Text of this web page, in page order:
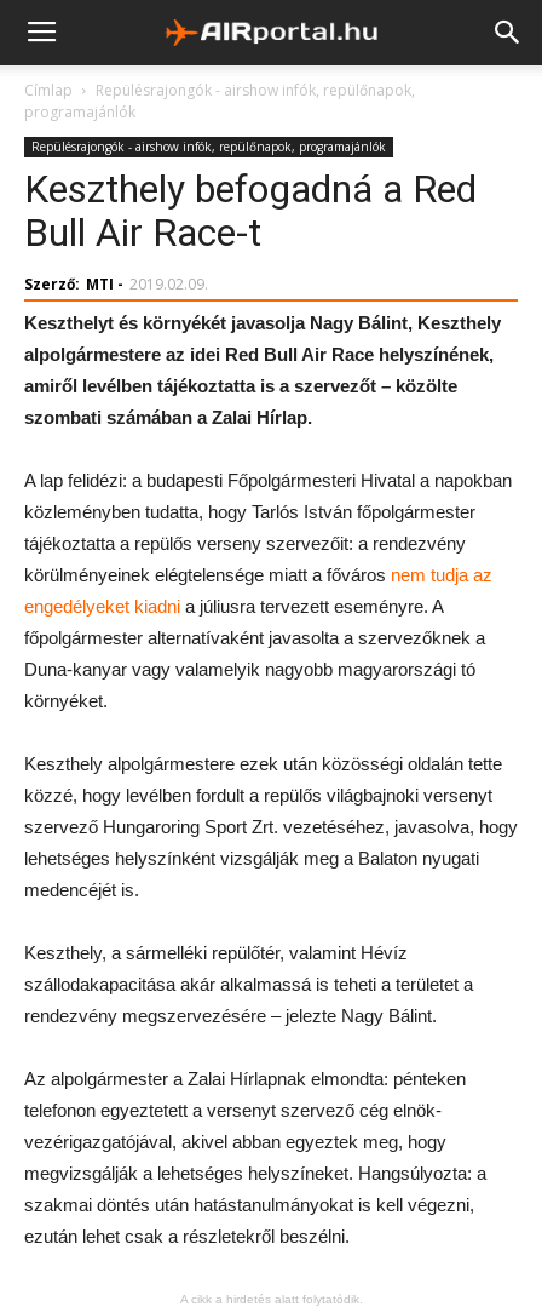
Címlap
Repülésrajongók - airshow infók, repülőnapok,
programajánlók
Repülésrajongók - airshow infók, repülőnapok, programajánlók
Keszthely befogadná a Red
Bull Air Race-t
Szerző: MTI - 2019.02.09.
Keszthelyt és környékét javasolja Nagy Bálint, Keszthely
alpolgármestere az idei Red Bull Air Race helyszínének,
amiről levélben tájékoztatta is a szervezőt – közölte
szombati számában a Zalai Hírlap.
A lap felidézi: a budapesti Főpolgármesteri Hivatal a napokban
közleményben tudatta, hogy Tarlós István főpolgármester
tájékoztatta a repülős verseny szervezőit: a rendezvény
körülményeinek elégtelensége miatt a főváros nem tudja az
engedélyeket kiadni a júliusra tervezett eseményre. A
főpolgármester alternatívaként javasolta a szervezőknek a
Duna-kanyar vagy valamelyik nagyobb magyarországi tó
környéket.
Keszthely alpolgármestere ezek után közösségi oldalán tette
közzé, hogy levélben fordult a repülős világbajnoki versenyt
szervező Hungaroring Sport Zrt. vezetéséhez, javasolva, hogy
lehetséges helyszínként vizsgálják meg a Balaton nyugati
medencéjét is.
Keszthely, a sármelléki repülőtér, valamint Hévíz
szállodakapacitása akár alkalmassá is teheti a területet a
rendezvény megszervezésére – jelezte Nagy Bálint.
Az alpolgármester a Zalai Hírlapnak elmondta: pénteken
telefonon egyeztetett a versenyt szervező cég elnök-
vezérigazgatójával, akivel abban egyeztek meg, hogy
megvizsgálják a lehetséges helyszíneket. Hangsúlyozta: a
szakmai döntés után hatástanulmányokat is kell végezni,
ezután lehet csak a részletekről beszélni.
A cikk a hirdetés alatt folytatódik.